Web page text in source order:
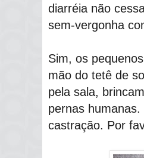
diarréia não
sem-vergonha
Sim, os
mão do tetê de
pela sala,
pernas
castração. Por